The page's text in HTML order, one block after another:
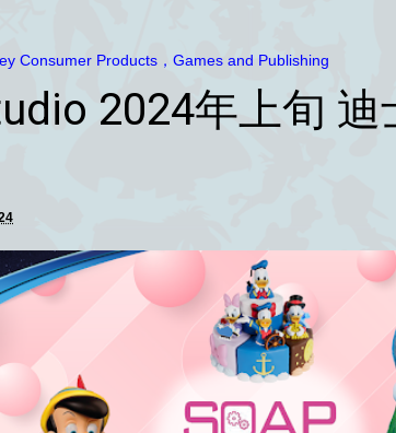
Consumer Products，Games and Publishing
2024年上旬 迪